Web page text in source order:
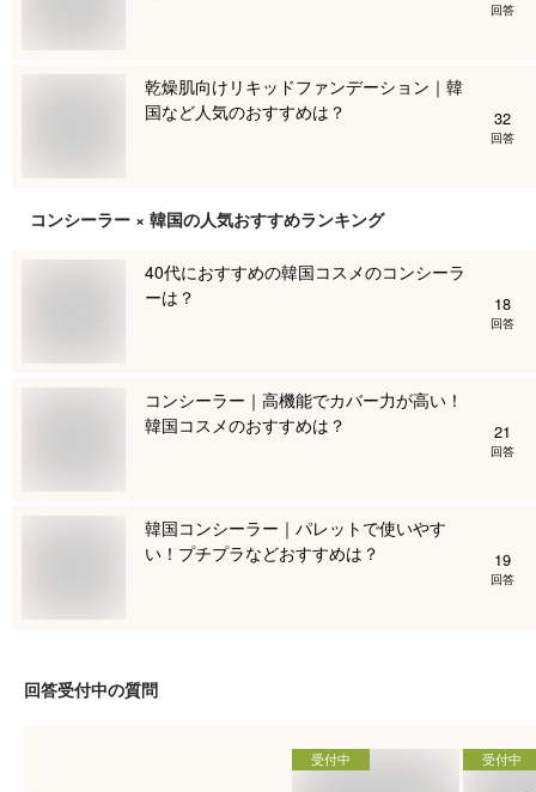
回答
乾燥肌向けリキッドファンデーション｜韓
国など人気のおすすめは？
32
回答
コンシーラー × 韓国の人気おすすめランキング
40代におすすめの韓国コスメのコンシーラ
ーは？
18
回答
コンシーラー｜高機能でカバー力が高い！
韓国コスメのおすすめは？
21
回答
韓国コンシーラー｜パレットで使いやす
い！プチプラなどおすすめは？
19
回答
回答受付中の質問
受付中 受付中